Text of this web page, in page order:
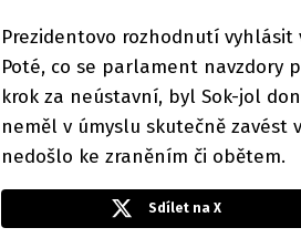
Prezidentovo rozhodnutí
Poté, co se parlament navzdory
krok za neústavní, byl Sok-jol
neměl v úmyslu skutečně zavést
nedošlo ke zraněním či obětem.
Sdílet na X